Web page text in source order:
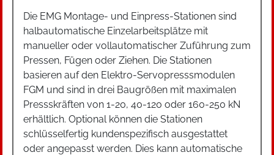
Die EMG Montage- und Einpress-Stationen sind
halbautomatische Einzelarbeitsplätze mit
manueller oder vollautomatischer Zuführung zum
Pressen, Fügen oder Ziehen. Die Stationen
basieren auf den Elektro-Servopresssmodulen
FGM und sind in drei Baugrößen mit maximalen
Pressskräften von 1-20, 40-120 oder 160-250 kN
erhältlich. Optional können die Stationen
schlüsselfertig kundenspezifisch ausgestattet
oder angepasst werden. Dies kann automatische